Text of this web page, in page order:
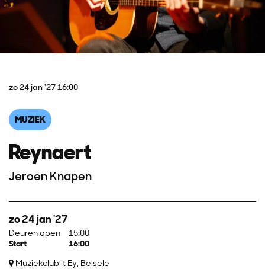
MUZIEK
Reynaert
Jeroen Knapen
zo 24 jan '2716:00
zo 24 jan '27
Deuren open
15:00
Start
16:00
Muziekclub 't Ey, Belsele